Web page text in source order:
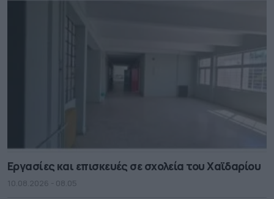
Εργασίες και επισκευές σε σχολεία του Χαϊδαρίου
10.08.2026 - 08.05